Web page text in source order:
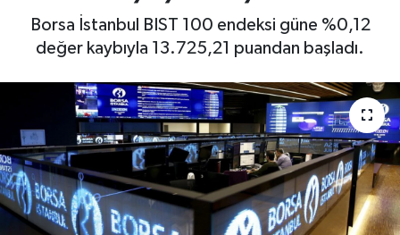
Borsa İstanbul BIST 100 endeksi güne %0,12
değer kaybıyla 13.725,21 puandan başladı.
Borsa Gundem
BIST 100 Isı Haritası
Coin Isı Haritası
Ekonomik Takvim
Kiripto Para Piyasası